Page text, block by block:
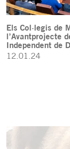
Els Col·legis de
l’Avantprojecte
Independent de
12.01.24